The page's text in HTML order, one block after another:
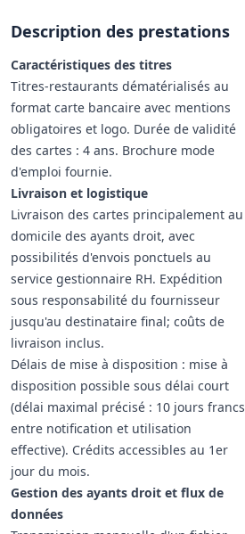
Description des prestations
Caractéristiques des titres
Titres‑restaurants dématérialisés au
format carte bancaire avec mentions
obligatoires et logo. Durée de validité
des cartes : 4 ans. Brochure mode
d'emploi fournie.
Livraison et logistique
Livraison des cartes principalement au
domicile des ayants droit, avec
possibilités d'envois ponctuels au
service gestionnaire RH. Expédition
sous responsabilité du fournisseur
jusqu'au destinataire final; coûts de
livraison inclus.
Délais de mise à disposition : mise à
disposition possible sous délai court
(délai maximal précisé : 10 jours francs
entre notification et utilisation
effective). Crédits accessibles au 1er
jour du mois.
Gestion des ayants droit et flux de
données